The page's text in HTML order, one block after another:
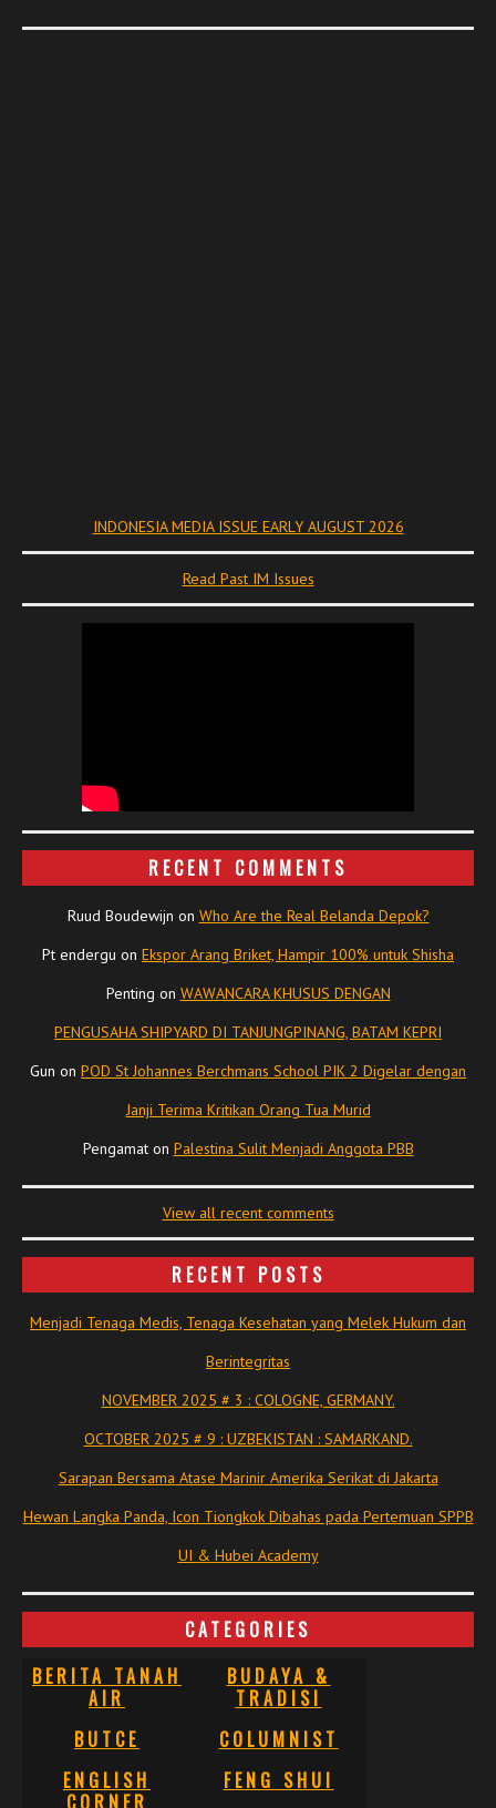
INDONESIA MEDIA ISSUE EARLY AUGUST 2026
Read Past IM Issues
RECENT COMMENTS
Ruud Boudewijn on Who Are the Real Belanda Depok?
Pt endergu on Ekspor Arang Briket, Hampir 100% untuk Shisha
Penting on WAWANCARA KHUSUS DENGAN
PENGUSAHA SHIPYARD DI TANJUNGPINANG, BATAM KEPRI
Gun on POD St Johannes Berchmans School PIK 2 Digelar dengan
Janji Terima Kritikan Orang Tua Murid
Pengamaton Palestina Sulit Menjadi Anggota PBB
View all recent comments
RECENT POSTS
Menjadi Tenaga Medis, Tenaga Kesehatan yang Melek Hukum dan
Berintegritas
NOVEMBER 2025 # 3 : COLOGNE, GERMANY.
OCTOBER 2025 # 9 : UZBEKISTAN : SAMARKAND.
Sarapan Bersama Atase Marinir Amerika Serikat di Jakarta
Hewan Langka Panda, Icon Tiongkok Dibahas pada Pertemuan SPPB
UI & Hubei Academy
CATEGORIES
BERITA TANAH
AIR
BUDAYA &
TRADISI
BUTCE
COLUMNIST
ENGLISH
CORNER
FENG SHUI